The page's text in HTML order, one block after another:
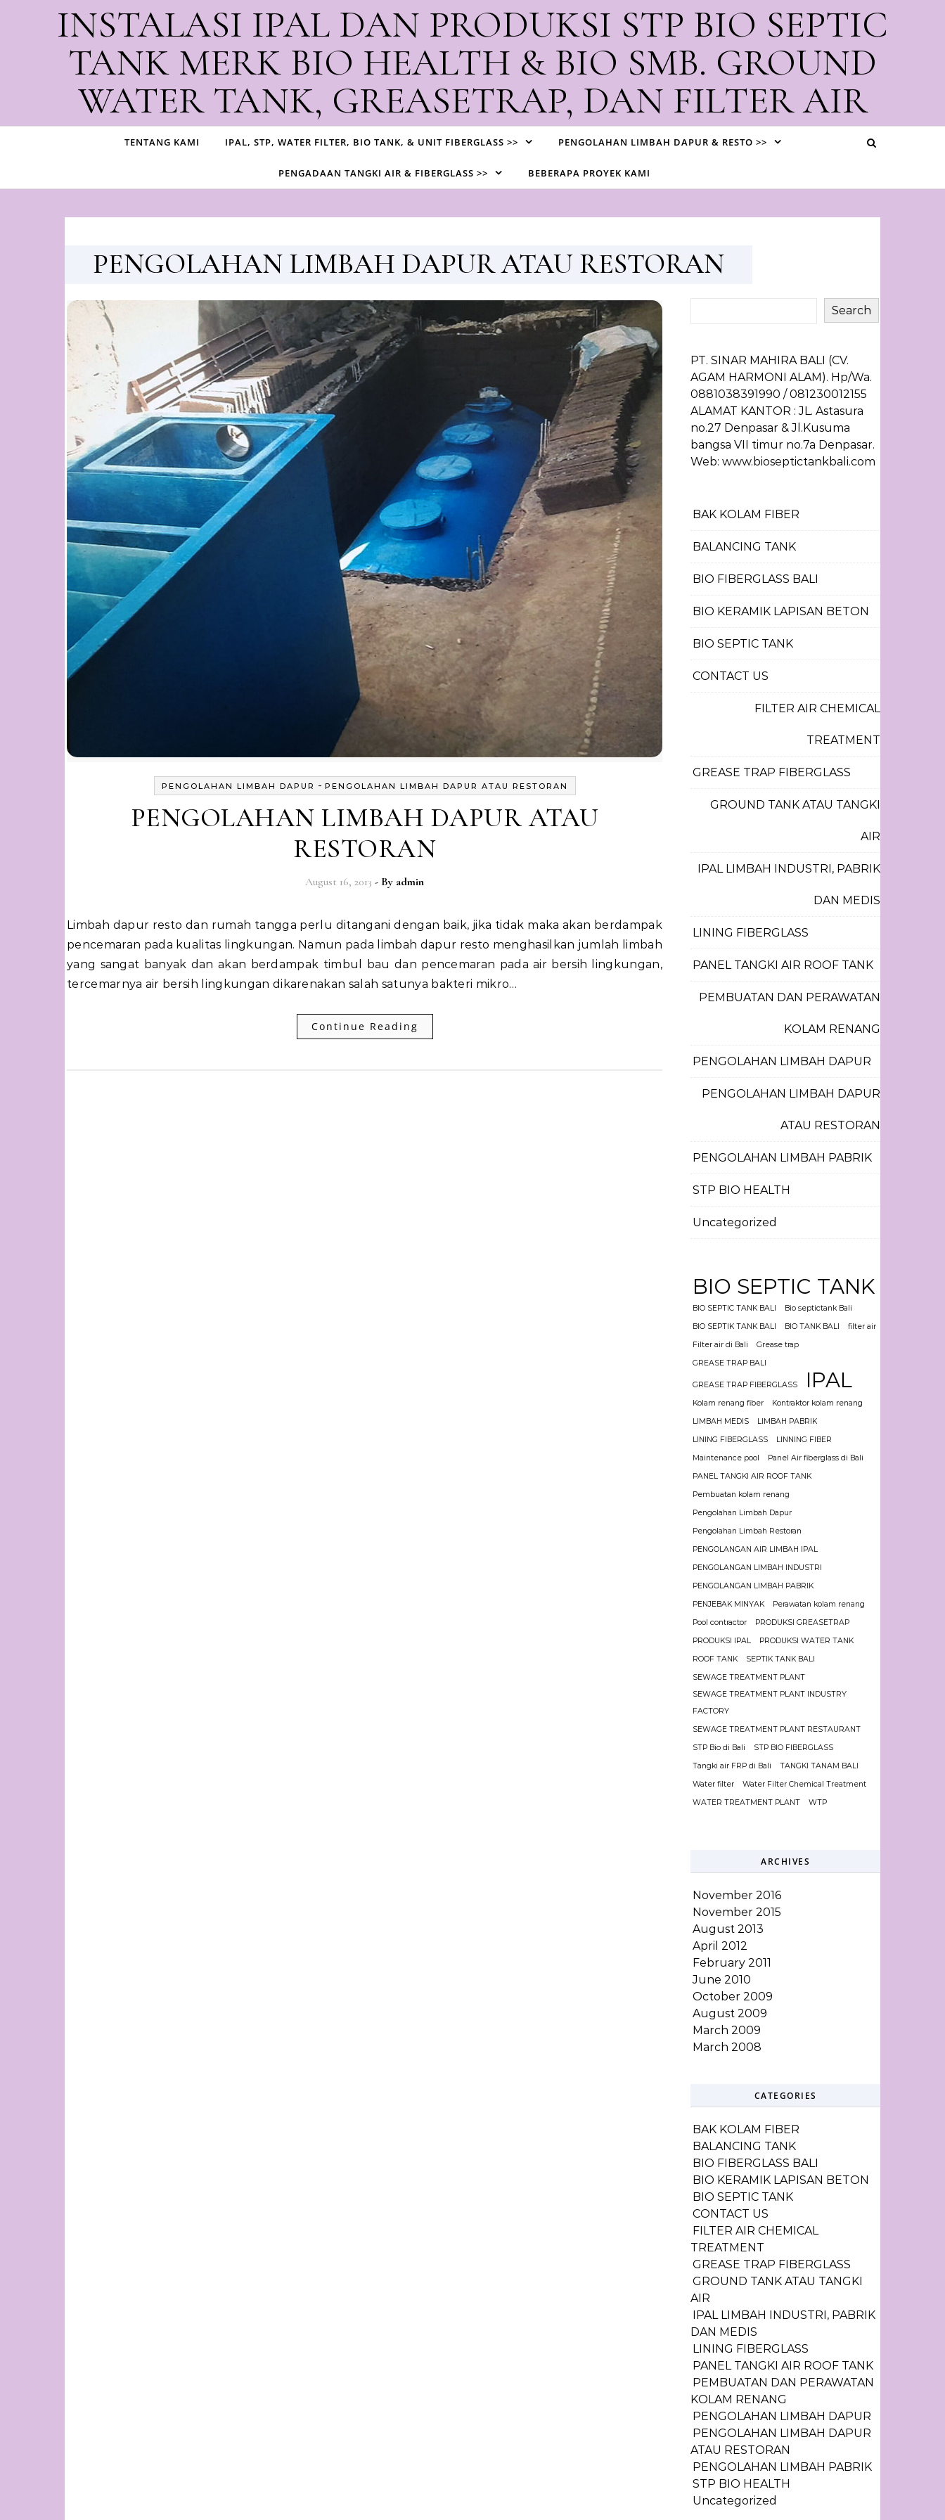
INSTALASI IPAL DAN PRODUKSI STP BIO SEPTIC
TANK MERK BIO HEALTH & BIO SMB. GROUND
WATER TANK, GREASETRAP, DAN FILTER AIR
TENTANG KAMI IPAL, STP, WATER FILTER, BIO TANK, & UNIT FIBERGLASS >> PENGOLAHAN LIMBAH DAPUR & RESTO >>
PENGADAAN TANGKI AIR & FIBERGLASS >> BEBERAPA PROYEK KAMI
PENGOLAHAN LIMBAH DAPUR ATAU RESTORAN
PENGOLAHAN LIMBAH DAPUR - PENGOLAHAN LIMBAH DAPUR ATAU RESTORAN
PENGOLAHAN LIMBAH DAPUR ATAU
RESTORAN
August 16, 2013 - By admin
Limbah dapur resto dan rumah tangga perlu ditangani dengan baik, jika tidak maka akan berdampak
pencemaran pada kualitas lingkungan. Namun pada limbah dapur resto menghasilkan jumlah limbah
yang sangat banyak dan akan berdampak timbul bau dan pencemaran pada air bersih lingkungan,
tercemarnya air bersih lingkungan dikarenakan salah satunya bakteri mikro…
Continue Reading
Search
PT. SINAR MAHIRA BALI (CV.
AGAM HARMONI ALAM). Hp/Wa.
0881038391990 / 081230012155
ALAMAT KANTOR : JL. Astasura
no.27 Denpasar & Jl.Kusuma
bangsa VII timur no.7a Denpasar.
Web: www.bioseptictankbali.com
BAK KOLAM FIBER
BALANCING TANK
BIO FIBERGLASS BALI
BIO KERAMIK LAPISAN BETON
BIO SEPTIC TANK
CONTACT US
FILTER AIR CHEMICAL
TREATMENT
GREASE TRAP FIBERGLASS
GROUND TANK ATAU TANGKI
AIR
IPAL LIMBAH INDUSTRI, PABRIK
DAN MEDIS
LINING FIBERGLASS
PANEL TANGKI AIR ROOF TANK
PEMBUATAN DAN PERAWATAN
KOLAM RENANG
PENGOLAHAN LIMBAH DAPUR
PENGOLAHAN LIMBAH DAPUR
ATAU RESTORAN
PENGOLAHAN LIMBAH PABRIK
STP BIO HEALTH
Uncategorized
BIO SEPTIC TANK
BIO SEPTIC TANK BALI
Bio septictank Bali
BIO SEPTIK TANK BALI
BIO TANK BALI
filter air
Filter air di Bali
Grease trap
GREASE TRAP BALI
GREASE TRAP FIBERGLASS IPAL
Kolam renang fiber
Kontraktor kolam renang
LIMBAH MEDIS
LIMBAH PABRIK
LINING FIBERGLASS
LINNING FIBER
Maintenance pool
Panel Air fiberglass di Bali
PANEL TANGKI AIR ROOF TANK
Pembuatan kolam renang
Pengolahan Limbah Dapur
Pengolahan Limbah Restoran
PENGOLANGAN AIR LIMBAH IPAL
PENGOLANGAN LIMBAH INDUSTRI
PENGOLANGAN LIMBAH PABRIK
PENJEBAK MINYAK
Perawatan kolam renang
Pool contractor
PRODUKSI GREASETRAP
PRODUKSI IPAL
PRODUKSI WATER TANK
ROOF TANK
SEPTIK TANK BALI
SEWAGE TREATMENT PLANT
SEWAGE TREATMENT PLANT INDUSTRY
FACTORY
SEWAGE TREATMENT PLANT RESTAURANT
STP Bio di Bali
STP BIO FIBERGLASS
Tangki air FRP di Bali
TANGKI TANAM BALI
Water filter
Water Filter Chemical Treatment
WATER TREATMENT PLANT
WTP
ARCHIVES
November 2016
November 2015
August 2013
April 2012
February 2011
June 2010
October 2009
August 2009
March 2009
March 2008
CATEGORIES
BAK KOLAM FIBER
BALANCING TANK
BIO FIBERGLASS BALI
BIO KERAMIK LAPISAN BETON
BIO SEPTIC TANK
CONTACT US
FILTER AIR CHEMICAL
TREATMENT
GREASE TRAP FIBERGLASS
GROUND TANK ATAU TANGKI
AIR
IPAL LIMBAH INDUSTRI, PABRIK
DAN MEDIS
LINING FIBERGLASS
PANEL TANGKI AIR ROOF TANK
PEMBUATAN DAN PERAWATAN
KOLAM RENANG
PENGOLAHAN LIMBAH DAPUR
PENGOLAHAN LIMBAH DAPUR
ATAU RESTORAN
PENGOLAHAN LIMBAH PABRIK
STP BIO HEALTH
Uncategorized